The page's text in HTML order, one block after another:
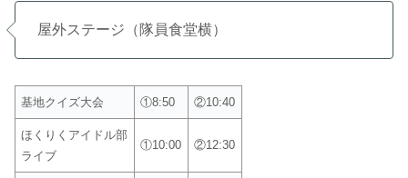
屋外ステージ（隊員食堂横）
基地クイズ大会 ①8:50 ②10:40
ほくりくアイドル部
ライブ
①10:00 ②12:30